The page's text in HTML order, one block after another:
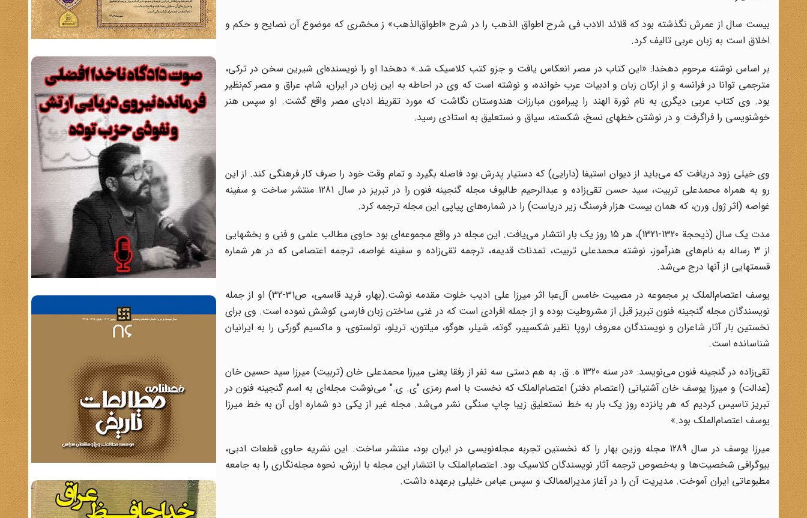
بیست سال از عمرش نگذشته بود که قلائد الادب فی شرح اطواق الذهب را در شرح «اطواق‌الذهب» ز مخشری که موضوع آن نصایح و حکم و
اخلاق است به زبان عربی تالیف کرد.
بر اساس نوشته مرحوم دهخدا: «این کتاب در مصر انعکاس یافت و جزو کتب کلاسیک شد.» دهخدا او را نویسنده‌ای‌ شیرین‌ سخن‌ در ترکى‌،
مترجمى‌ توانا در فرانسه‌ و از ارکان‌ زبان‌ و ادبیات‌ عرب‌ خوانده‌، و نوشته‌ است‌ که‌ وی‌ در احاطه‌ به‌ این‌ زبان‌ در ایران‌، شام‌، عراق‌ و مصر کم‌نظیر
بود. وی کتاب عربی دیگری به نام ثورة‌ الهند را پیرامون مبارزات هندوستان نگاشت که مورد تقریظ ادبای مصر واقع گشت. او سپس هنر
خوشنویسی را فراگرفت و در نوشتن خطهای نسخ، شکسته، سیاق و نستعلیق به استادی رسید.
وی خیلی زود دریافت که می‌باید از دیوان استیفا (دارایی) که دستیار پدرش بود فاصله بگیرد و تمام وقت خود را صرف کار فرهنگی کند. از این
رو به همراه محمدعلی تربیت، سید حسن تقی‌زاده و عبدالرحیم طالبوف مجله گنجینه فنون را در تبریز در سال 1281 منتشر ساخت و سفینه
غواصه (اثر ژول ورن، که همان بیست هزار فرسنگ زیر دریاست) را در شماره‌های پیاپی این مجله ترجمه کرد.
مدت‌ یک‌ سال‌ (ذیحجة 1320-1321)، هر 15 روز یک‌ بار انتشار مى‌یافت. این‌ مجله‌ در واقع‌ مجموعه‌ای‌ بود حاوی‌ مطالب‌ علمى‌ و فنى‌ و بخشهایى‌
از 3 رساله‌ به‌ نام‌های‌ هنرآموز، نوشته محمدعلى‌ تربیت‌، تمدنات‌ قدیمه‌، ترجمه تقى‌زاده‌ و سفینه غواصه‌، ترجمه اعتصامى‌ که‌ در هر شماره‌
قسمتهایى‌ از آنها درج‌ مى‌شد.
یوسف اعتصام‌الملک بر مجموعه در مصیبت خامس آل‌عبا اثر میرزا علی ادیب خلوت مقدمه نوشت.(بهار، فرید قاسمی، ص31-32) او از جمله
نویسندگان مجله گنجینه فنون تبریز قبل از مشروطیت بوده و از جمله افرادی است که در غنی ساختن زبان فارسی کوشش نموده است. وی برای
نخستین بار آثار شاعران و نویسندگان معروف اروپا نظیر شکسپیر، گوته، شیلر، هوگو، میلتون، تریلو، تولستوی، و ماکسیم گورکی را به ایرانیان
شناسانده است.
تقی‌زاده در گنجینه فنون می‌نویسد: «در سنه 1320 ه. ق. به هم دستی سه نفر از رفقا یعنی میرزا محمدعلی خان (تربیت) میرزا سید حسین خان
(عدالت) و میرزا یوسف خان آشتیانی (اعتصام دفتر) اعتصام‌الملک که نخست با اسم رمزی "ی. ی." می‌نوشت مجله‌ای به اسم گنجینه فنون در
تبریز تاسیس کردیم که هر پانزده روز یک بار به خط نستعلیق زیبا چاپ سنگی نشر می‌شد. مجله غیر از یکی دو شماره اول آن به خط میرزا
یوسف اعتصام‌الملک بود.»
میرزا یوسف در سال 1289 مجله وزین بهار را که نخستین تجربه مجله‌نویسی در ایران بود، منتشر ساخت. این نشریه حاوی قطعات ادبی،
بیوگرافی شخصیت‌ها و به‌خصوص ترجمه آثار نویسندگان کلاسیک بود. اعتصام‌الملک با انتشار این مجله با ارزش، نحوه مجله‌نگاری را به جامعه
مطبوعاتی ایران آموخت. مدیریت‌ آن‌ را در آغاز مدیرالممالک‌ و سپس‌ عباس‌ خلیلى‌ برعهده‌ داشت‌.